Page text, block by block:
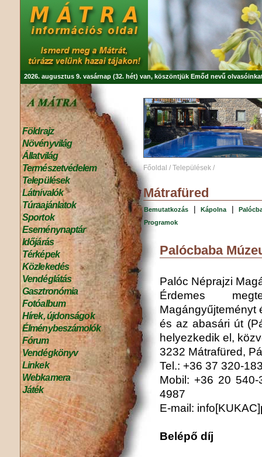
2026. augusztus 9. vasárnap (32. hét) van, köszöntjük Emőd nevű
Földrajz
Növényvilág
Állatvilág
Természetvédelem
Települések
Látnivalók
Túraajánlatok
Sportok
Eseménynaptár
Időjárás
Térképek
Közlekedés
Vendéglátás
Gasztronómia
Fotóalbum
Hírek, újdonságok
Élménybeszámolók
Fórum
Vendégkönyv
Linkek
Webkamera
Játék
Főoldal / Települések /
Mátrafüred
Bemutatkozás |Kápolna |
Programok
Palócbaba
Palóc Néprajzi
Érdemes
Magángyűjteményt
és az abasári út
helyezkedik el,
3232 Mátrafüred,
Tel.: +36 37 320-
Mobil: +36 20
4987
E-mail:
Belépő díj